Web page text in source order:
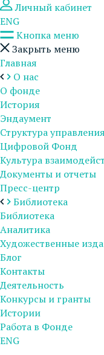
Личный кабинет
ENG
Кнопка меню
Закрыть меню
Главная
О нас
О фонде
История
Эндаумент
Структура управления
Цифровой Фонд
Культура
Документы и отчеты
Пресс-центр
Библиотека
Библиотека
Аналитика
Художественные
Блог
Контакты
Деятельность
Конкурсы и гранты
Истории
Работа в Фонде
ENG